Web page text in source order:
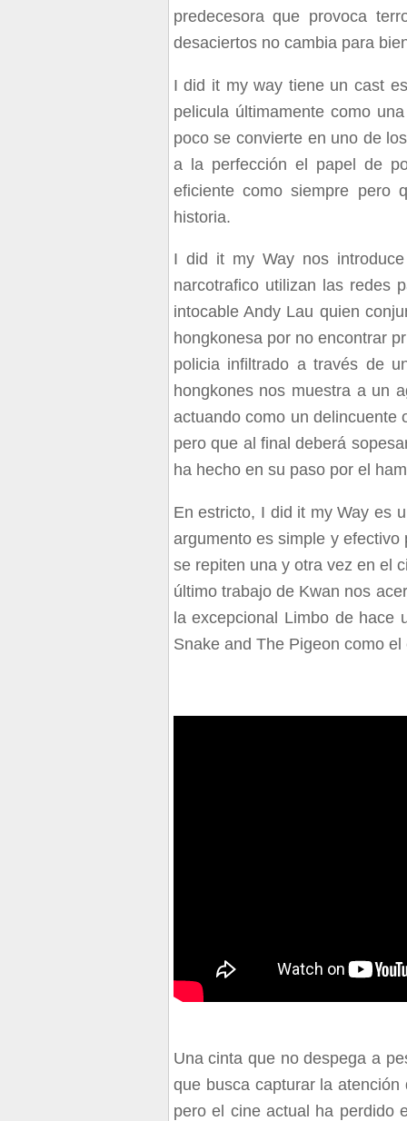
predecesora que provoca
desaciertos no cambia para
I did it my way tiene un cast
pelicula últimamente como
poco se convierte en uno de
a la perfección el papel de
eficiente como siempre pero
historia.
I did it my Way nos
narcotrafico utilizan las redes
intocable Andy Lau quien
hongkonesa por no encontrar
policia infiltrado a través de
hongkones nos muestra a un
actuando como un delincuente
pero que al final deberá
ha hecho en su paso por el
En estricto, I did it my Way es
argumento es simple y
se repiten una y otra vez en el
último trabajo de Kwan nos
la excepcional Limbo de hace
Snake and The Pigeon como
Una cinta que no despega a
que busca capturar la
pero el cine actual ha perdido